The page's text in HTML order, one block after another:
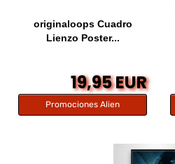
originaloops Cuadro
Lienzo Poster...
19,95 EUR
Promociones Alien